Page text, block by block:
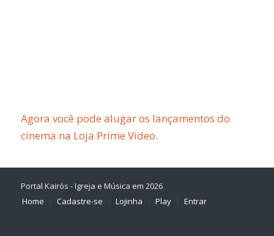
Agora você pode alugar os lançamentos do
cinema na Loja Prime Video.
Portal Kairós - Igreja e Música em 2026
Home
Cadastre-se Lojinha Play Entrar